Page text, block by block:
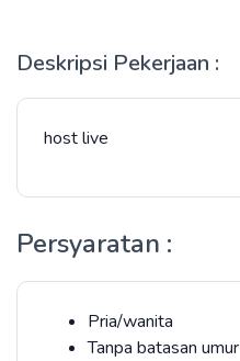
Deskripsi Pekerjaan :
host live
Persyaratan :
Pria/wanita
Tanpa batasan umur